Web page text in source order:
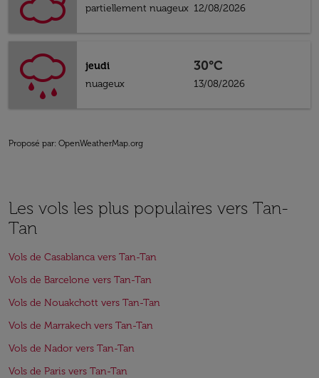
partiellement nuageux 12/08/2026
jeudi
nuageux
30°C
13/08/2026
Proposé par: OpenWeatherMap.org
Les vols les plus populaires vers Tan-
Tan
Vols de Casablanca vers Tan-Tan
Vols de Barcelone vers Tan-Tan
Vols de Nouakchott vers Tan-Tan
Vols de Marrakech vers Tan-Tan
Vols de Nador vers Tan-Tan
Vols de Paris vers Tan-Tan